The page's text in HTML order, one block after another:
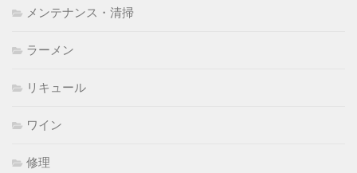
メンテナンス・清掃
ラーメン
リキュール
ワイン
修理